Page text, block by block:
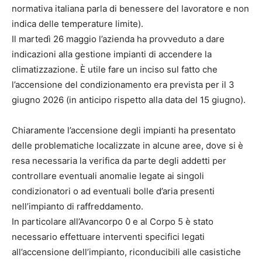
normativa italiana parla di benessere del lavoratore e non
indica delle temperature limite).
Il martedì 26 maggio l’azienda ha provveduto a dare
indicazioni alla gestione impianti di accendere la
climatizzazione. È utile fare un inciso sul fatto che
l’accensione del condizionamento era prevista per il 3
giugno 2026 (in anticipo rispetto alla data del 15 giugno).
Chiaramente l’accensione degli impianti ha presentato
delle problematiche localizzate in alcune aree, dove si è
resa necessaria la verifica da parte degli addetti per
controllare eventuali anomalie legate ai singoli
condizionatori o ad eventuali bolle d’aria presenti
nell’impianto di raffreddamento.
In particolare all’Avancorpo 0 e al Corpo 5 è stato
necessario effettuare interventi specifici legati
all’accensione dell’impianto, riconducibili alle casistiche